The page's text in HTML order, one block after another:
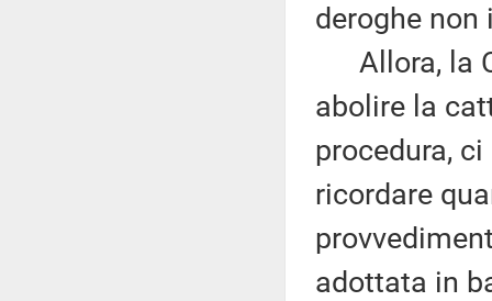
deroghe
Allora, la
abolire la
procedura,
ricordare
adottata in